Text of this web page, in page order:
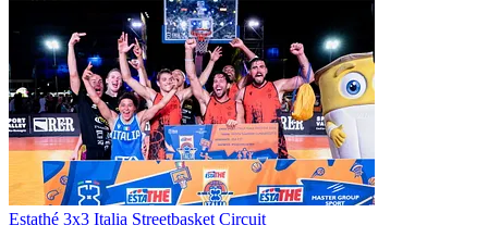
Estathé 3x3 Italia Streetbasket Circuit